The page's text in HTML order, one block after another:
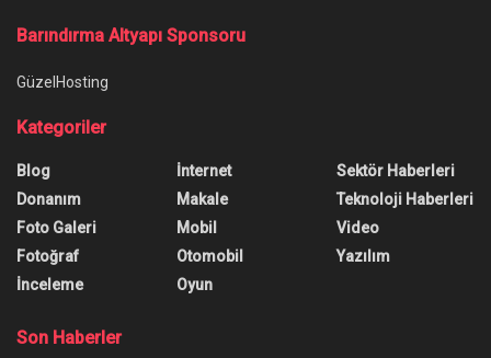
Barındırma Altyapı Sponsoru
GüzelHosting
Kategoriler
Blog
Donanım
Foto Galeri
Fotoğraf
İnceleme
İnternet
Makale
Mobil
Otomobil
Oyun
Sektör Haberleri
Teknoloji Haberleri
Video
Yazılım
Son Haberler